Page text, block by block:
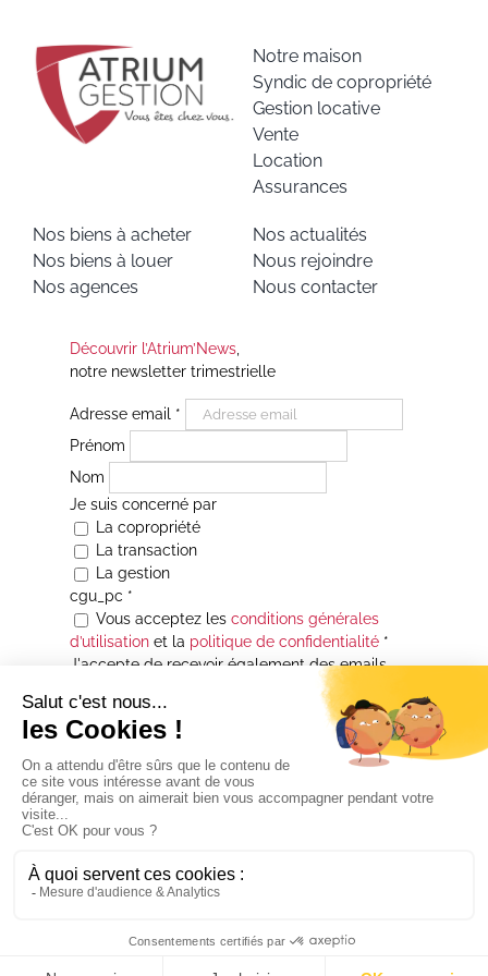
Notre maison
Syndic de copropriété
Gestion locative
Vente
Location
Assurances
Nos biens à acheter
Nos biens à louer
Nos agences
Nos actualités
Nous rejoindre
Nous contacter
Découvrir l’Atrium’News,
notre newsletter trimestrielle
Adresse email *
Prénom
Nom
Je suis concerné par
La copropriété
La transaction
La gestion
cgu_pc *
Vous acceptez les conditions générales
d’utilisationet la politique de confidentialité*
J'accepte de recevoir également des emails
Je souhaite être informé(e) de toutes les
actualités immobilières des agences de la
Maison Atrium Gestion. À tout moment, vous
pourrez utiliser le lien de désabonnement
intégré aux courriers électroniques qui vous
seront envoyés.
* Champs obligatoires